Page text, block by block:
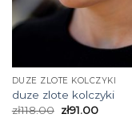
DUZE ZLOTE KOLCZYKI
duze zlote kolczyki
zł118.00 zł91.00